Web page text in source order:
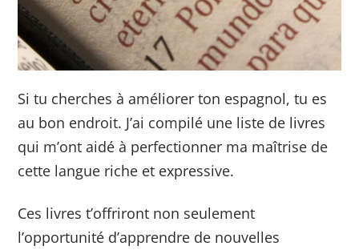
Si tu cherches à améliorer ton espagnol, tu es
au bon endroit. J’ai compilé une liste de livres
qui m’ont aidé à perfectionner ma maîtrise de
cette langue riche et expressive.
Ces livres t’offriront non seulement
l’opportunité d’apprendre de nouvelles